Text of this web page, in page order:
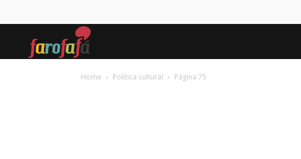
Home Política cultural Página 75